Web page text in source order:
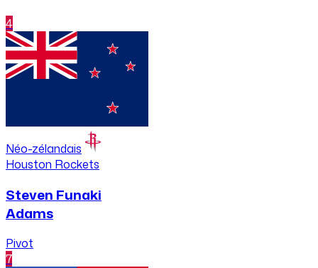
4
Néo-zélandais
Houston Rockets
Steven Funaki
Adams
Pivot
7